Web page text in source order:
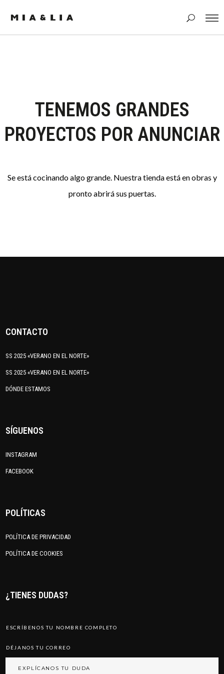
TENEMOS GRANDES
PROYECTOS POR ANUNCIAR
Se está cocinando algo grande. Nuestra tienda está en obras y
pronto abrirá sus puertas.
CONTACTO
SS 2025 «VERANO EN EL NORTE»
SS 2025 «VERANO EN EL NORTE»
DÓNDE ESTAMOS
SÍGUENOS
INSTAGRAM
FACEBOOK
POLÍTICAS
POLÍTICA DE PRIVACIDAD
POLÍTICA DE COOKIES
¿TIENES DUDAS?